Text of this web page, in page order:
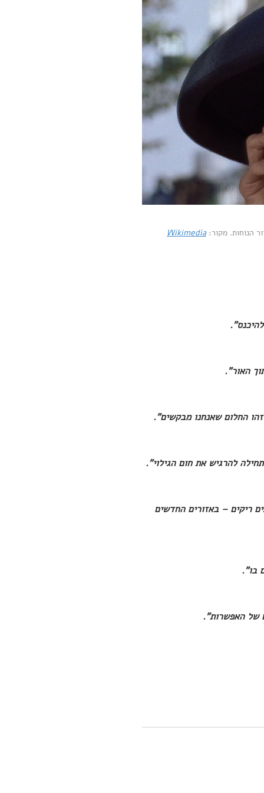
הנוחות. מקור:Wikimedia
האור".
החלום שאנחנו מבקשים".
להרגיש את חום הגילוי".
ריקים – באזורים החדשים
בו".
של האפשרות".